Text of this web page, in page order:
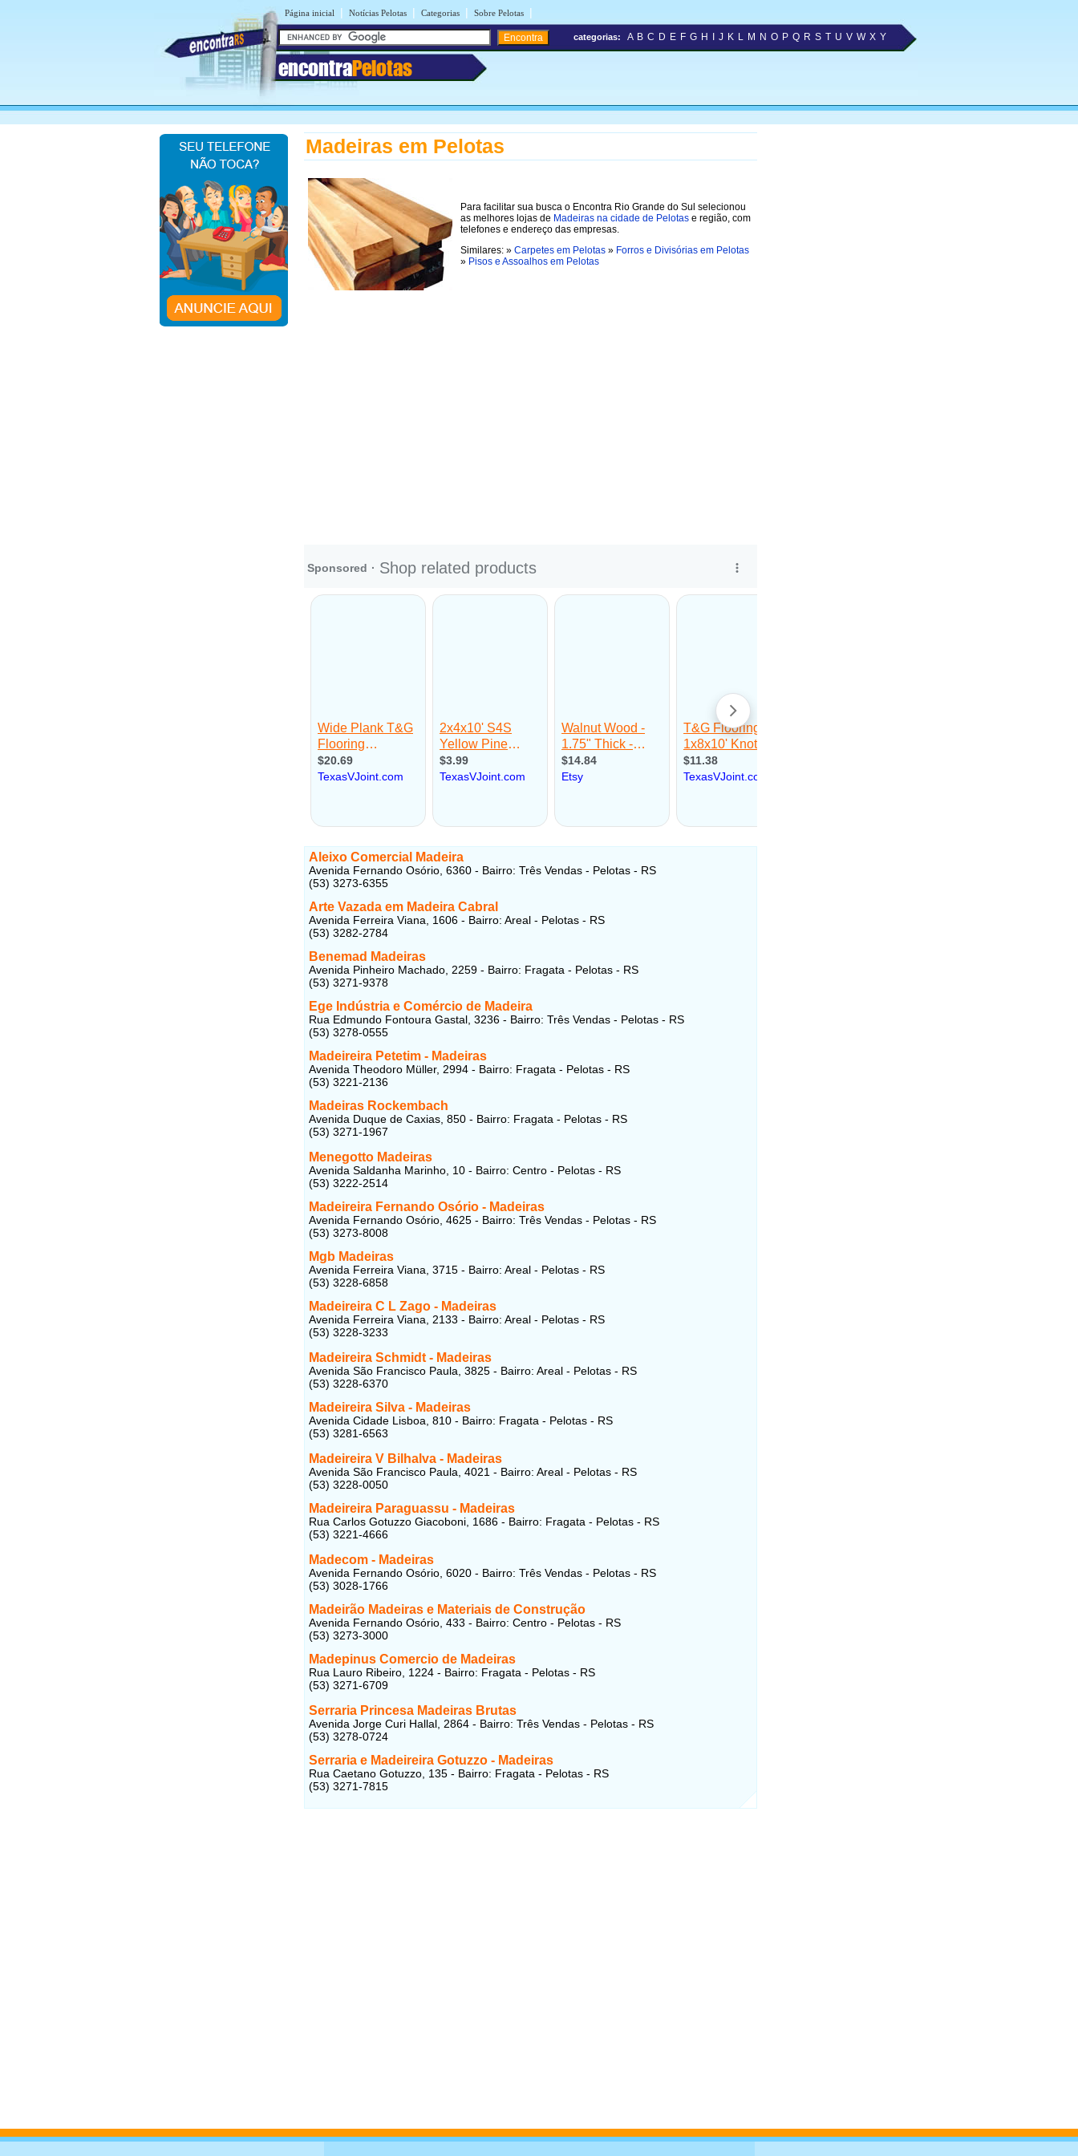
Página inicial | Notícias Pelotas | Categorias | Sobre Pelotas |
encontraPelotas
categorias: A B C D E F G H J K L M N O P Q R S T U V W X Y
Madeiras em Pelotas
Para facilitar sua busca o Encontra Rio Grande do Sul selecionou
as melhores lojas de Madeiras na cidade de Pelotas e região, com
telefones e endereço das empresas.
Similares: » Carpetes em Pelotas » Forros e Divisórias em Pelotas
» Pisos e Assoalhos em Pelotas
Aleixo Comercial Madeira
Avenida Fernando Osório, 6360 - Bairro: Três Vendas - Pelotas - RS
(53) 3273-6355
Arte Vazada em Madeira Cabral
Avenida Ferreira Viana, 1606 - Bairro: Areal - Pelotas - RS
(53) 3282-2784
Benemad Madeiras
Avenida Pinheiro Machado, 2259 - Bairro: Fragata - Pelotas - RS
(53) 3271-9378
Ege Indústria e Comércio de Madeira
Rua Edmundo Fontoura Gastal, 3236 - Bairro: Três Vendas - Pelotas - RS
(53) 3278-0555
Madeireira Petetim - Madeiras
Avenida Theodoro Müller, 2994 - Bairro: Fragata - Pelotas - RS
(53) 3221-2136
Madeiras Rockembach
Avenida Duque de Caxias, 850 - Bairro: Fragata - Pelotas - RS
(53) 3271-1967
Menegotto Madeiras
Avenida Saldanha Marinho, 10 - Bairro: Centro - Pelotas - RS
(53) 3222-2514
Madeireira Fernando Osório - Madeiras
Avenida Fernando Osório, 4625 - Bairro: Três Vendas - Pelotas - RS
(53) 3273-8008
Mgb Madeiras
Avenida Ferreira Viana, 3715 - Bairro: Areal - Pelotas - RS
(53) 3228-6858
Madeireira C L Zago - Madeiras
Avenida Ferreira Viana, 2133 - Bairro: Areal - Pelotas - RS
(53) 3228-3233
Madeireira Schmidt - Madeiras
Avenida São Francisco Paula, 3825 - Bairro: Areal - Pelotas - RS
(53) 3228-6370
Madeireira Silva - Madeiras
Avenida Cidade Lisboa, 810 - Bairro: Fragata - Pelotas - RS
(53) 3281-6563
Madeireira V Bilhalva - Madeiras
Avenida São Francisco Paula, 4021 - Bairro: Areal - Pelotas - RS
(53) 3228-0050
Madeireira Paraguassu - Madeiras
Rua Carlos Gotuzzo Giacoboni, 1686 - Bairro: Fragata - Pelotas - RS
(53) 3221-4666
Madecom - Madeiras
Avenida Fernando Osório, 6020 - Bairro: Três Vendas - Pelotas - RS
(53) 3028-1766
Madeirão Madeiras e Materiais de Construção
Avenida Fernando Osório, 433 - Bairro: Centro - Pelotas - RS
(53) 3273-3000
Madepinus Comercio de Madeiras
Rua Lauro Ribeiro, 1224 - Bairro: Fragata - Pelotas - RS
(53) 3271-6709
Serraria Princesa Madeiras Brutas
Avenida Jorge Curi Hallal, 2864 - Bairro: Três Vendas - Pelotas - RS
(53) 3278-0724
Serraria e Madeireira Gotuzzo - Madeiras
Rua Caetano Gotuzzo, 135 - Bairro: Fragata - Pelotas - RS
(53) 3271-7815